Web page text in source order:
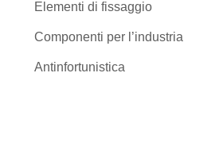
Elementi di fissaggio
Componenti per l’industria
Antinfortunistica